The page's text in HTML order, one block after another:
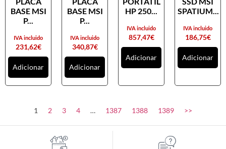
Placas gráficas
SAIS
Ventoínhas
Computadores
All-in-One
BASE MSI
P...
231,62€
IVA incluido
Adicionar
BASE MSI
P...
340,87€
IVA incluido
Adicionar
HP 250...
857,47€
IVA incluido
Adicionar
SPATIUM...
186,75€
IVA incluido
Adicionar
1 2 3 4 … 1387 1388 1389 >>